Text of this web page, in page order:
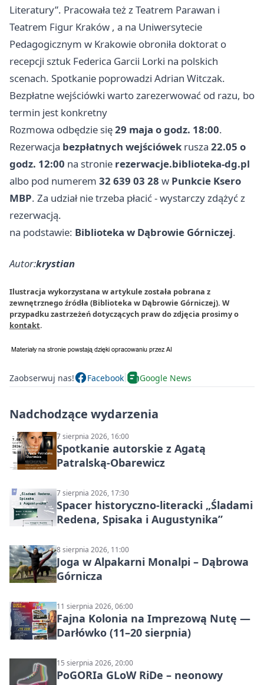
Literatury”. Pracowała też z Teatrem Parawan i
Teatrem Figur Kraków , a na Uniwersytecie
Pedagogicznym w Krakowie obroniła doktorat o
recepcji sztuk Federica Garcii Lorki na polskich
scenach. Spotkanie poprowadzi Adrian Witczak.
Bezpłatne wejściówki warto zarezerwować od razu, bo
termin jest konkretny
Rozmowa odbędzie się29 maja o godz. 18:00.
Rezerwacja bezpłatnych wejściówek rusza 22.05 o
godz. 12:00 na stronie rezerwacje.biblioteka-dg.pl
albo pod numerem 32 639 03 28 w Punkcie Ksero
MBP. Za udział nie trzeba płacić - wystarczy zdążyć z
rezerwacją.
na podstawie: Biblioteka w Dąbrowie Górniczej.
Autor:krystian
Ilustracja wykorzystana w artykule została pobrana z
zewnętrznego źródła (Biblioteka w Dąbrowie Górniczej). W
przypadku zastrzeżeń dotyczących praw do zdjęcia prosimy o
kontakt.
Zaobserwuj nas! Facebook Google News
Nadchodzące wydarzenia
7 sierpnia 2026, 16:00
Spotkanie autorskie z Agatą
Patralską-Obarewicz
7 sierpnia 2026, 17:30
Spacer historyczno-literacki „Śladami
Redena, Spisaka i Augustynika”
8 sierpnia 2026, 11:00
Joga w Alpakarni Monalpi – Dąbrowa
Górnicza
11 sierpnia 2026, 06:00
Fajna Kolonia na Imprezową Nutę —
Darłówko (11–20 sierpnia)
15 sierpnia 2026, 20:00
PoGORIa GLoW RiDe – neonowy